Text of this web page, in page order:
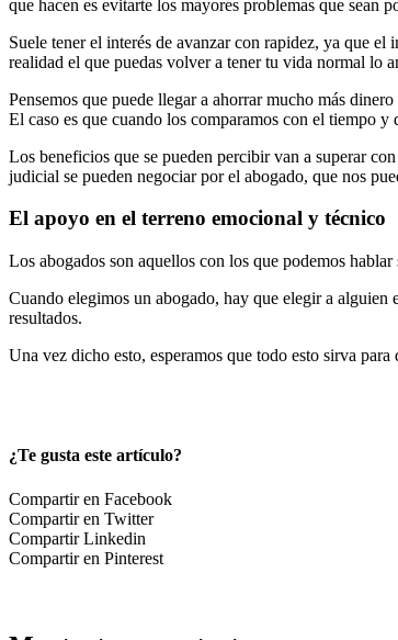
que hacen es evitarte los mayores problemas que sean
Suele tener el interés de avanzar con rapidez, ya que
realidad el que puedas volver a tener tu vida normal lo
Pensemos que puede llegar a ahorrar mucho más
El caso es que cuando los comparamos con el tiempo
Los beneficios que se pueden percibir van a superar
judicial se pueden negociar por el abogado, que nos
El apoyo en el terreno emocional y técnico
Los abogados son aquellos con los que podemos
Cuando elegimos un abogado, hay que elegir a alguien
resultados.
Una vez dicho esto, esperamos que todo esto sirva
¿Te gusta este artículo?
Compartir en Facebook
Compartir en Twitter
Compartir Linkedin
Compartir en Pinterest